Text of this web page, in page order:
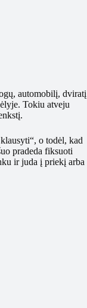
automobilį, dviratį
Tokiu atveju
o todėl, kad
pradeda fiksuoti
ir juda į priekį arba